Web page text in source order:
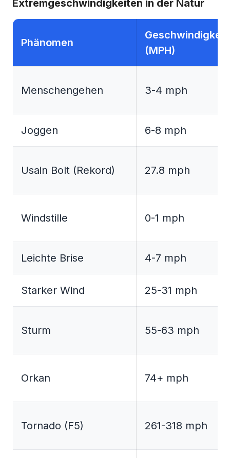
Extremgeschwindigkeiten in der Natur
Phänomen
Geschwindigkeit
(MPH)
Menschengehen 3-4 mph
Joggen 6-8 mph
Usain Bolt (Rekord) 27.8 mph
Windstille 0-1 mph
Leichte Brise 4-7 mph
Starker Wind 25-31 mph
Sturm 55-63 mph
Orkan 74+ mph
Tornado (F5) 261-318 mph